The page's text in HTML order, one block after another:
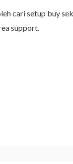
cari setup buy
support.